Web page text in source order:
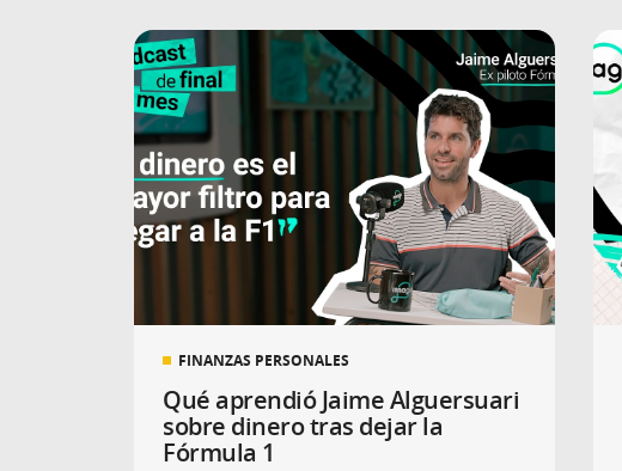
FINANZAS PERSONALES
Qué aprendió Jaime Alguersuari
sobre dinero tras dejar la
Fórmula 1